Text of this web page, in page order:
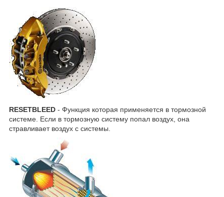
RESETBLEED - Функция которая применяется в тормозной
системе. Если в тормозную систему попал воздух, она
стравливает воздух с системы.